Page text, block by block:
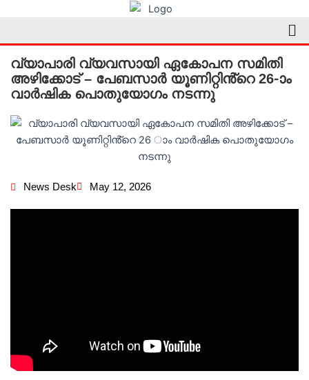
content
വ്യാപാരി വ്യവസായി ഏകോപന സമിതി
അഴിക്കോട് – പേബസാർ യൂണിറ്റിൻ്റെ 26-ാം
വാർഷിക പൊതുയോഗം നടന്നു
News Desk May 12, 2026